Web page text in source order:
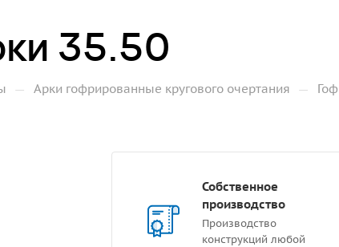
35.50
— Арки гофрированные кругового очертания —
Собственное
производство
Производство
конструкций любой